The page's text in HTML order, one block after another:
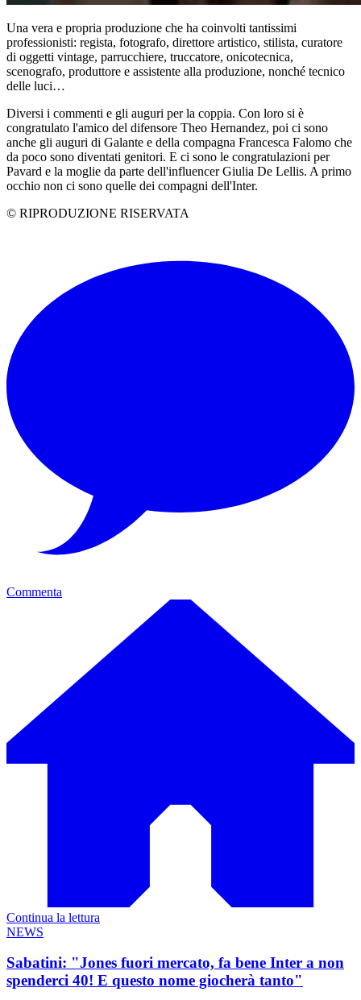
Una vera e propria produzione che ha coinvolti tantissimi
professionisti: regista, fotografo, direttore artistico, stilista, curatore
di oggetti vintage, parrucchiere, truccatore, onicotecnica,
scenografo, produttore e assistente alla produzione, nonché tecnico
delle luci…
Diversi i commenti e gli auguri per la coppia. Con loro si è
congratulato l'amico del difensore Theo Hernandez, poi ci sono
anche gli auguri di Galante e della compagna Francesca Falomo che
da poco sono diventati genitori. E ci sono le congratulazioni per
Pavard e la moglie da parte dell'influencer Giulia De Lellis. A primo
occhio non ci sono quelle dei compagni dell'Inter.
© RIPRODUZIONE RISERVATA
Commenta
Continua la lettura
NEWS
Sabatini: "Jones fuori mercato, fa bene Inter a non
spenderci 40! E questo nome giocherà tanto"